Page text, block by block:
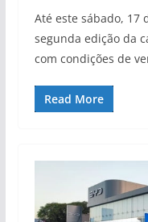
Até este sábado, 17
segunda edição da
com condições de
Read More